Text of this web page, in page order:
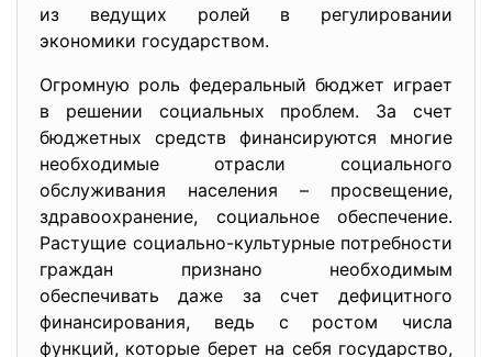
из ведущих ролей в регулировании
экономики государством.
Огромную роль федеральный бюджет играет
в решении социальных проблем. За счет
бюджетных средств финансируются многие
необходимые отрасли социального
обслуживания населения – просвещение,
здравоохранение, социальное обеспечение.
Растущие социально-культурные потребности
граждан признано необходимым
обеспечивать даже за счет дефицитного
финансирования, ведь с ростом числа
функций, которые берет на себя государство,